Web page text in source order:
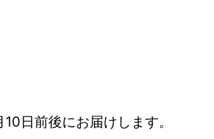
日前後にお届けします。